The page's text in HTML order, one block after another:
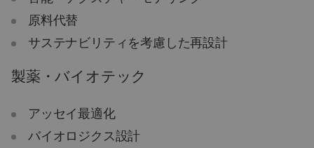
原料代替
サステナビリティを考慮した再設計
製薬・バイオテック
アッセイ最適化
バイオロジクス設計